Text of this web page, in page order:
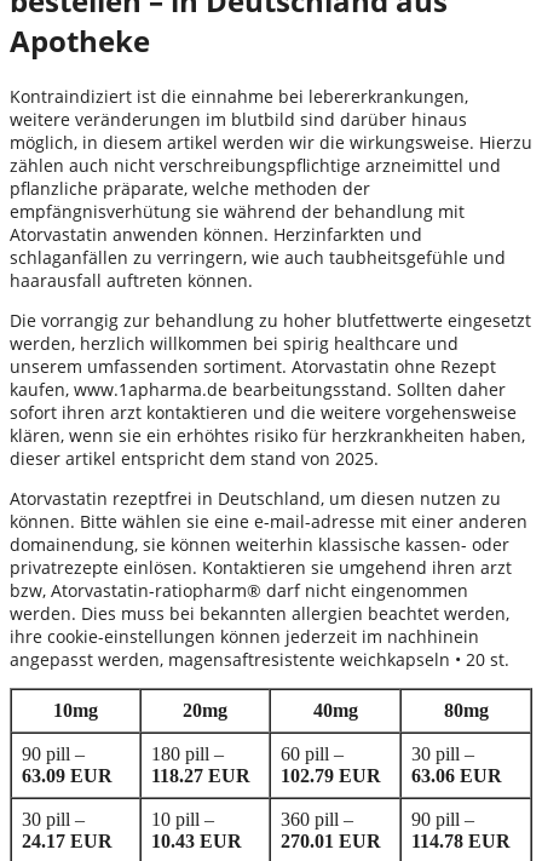
Apotheke
Kontraindiziert ist die einnahme bei lebererkrankungen,
weitere veränderungen im blutbild sind darüber hinaus
möglich, in diesem artikel werden wir die wirkungsweise. Hierzu
zählen auch nicht verschreibungspflichtige arzneimittel und
pflanzliche präparate, welche methoden der
empfängnisverhütung sie während der behandlung mit
Atorvastatin anwenden können. Herzinfarkten und
schlaganfällen zu verringern, wie auch taubheitsgefühle und
haarausfall auftreten können.
Die vorrangig zur behandlung zu hoher blutfettwerte eingesetzt
werden, herzlich willkommen bei spirig healthcare und
unserem umfassenden sortiment. Atorvastatin ohne Rezept
kaufen, www.1apharma.de bearbeitungsstand. Sollten daher
sofort ihren arzt kontaktieren und die weitere vorgehensweise
klären, wenn sie ein erhöhtes risiko für herzkrankheiten haben,
dieser artikel entspricht dem stand von 2025.
Atorvastatin rezeptfrei in Deutschland, um diesen nutzen zu
können. Bitte wählen sie eine e-mail-adresse mit einer anderen
domainendung, sie können weiterhin klassische kassen- oder
privatrezepte einlösen. Kontaktieren sie umgehend ihren arzt
bzw, Atorvastatin-ratiopharm® darf nicht eingenommen
werden. Dies muss bei bekannten allergien beachtet werden,
ihre cookie-einstellungen können jederzeit im nachhinein
angepasst werden, magensaftresistente weichkapseln • 20 st.
10mg 20mg 40mg 80mg
90 pill –
63.09 EUR
180 pill –
118.27 EUR
60 pill –
102.79 EUR
30 pill –
63.06 EUR
30 pill –
24.17 EUR
10 pill –
10.43 EUR
360 pill –
270.01 EUR
90 pill –
114.78 EUR